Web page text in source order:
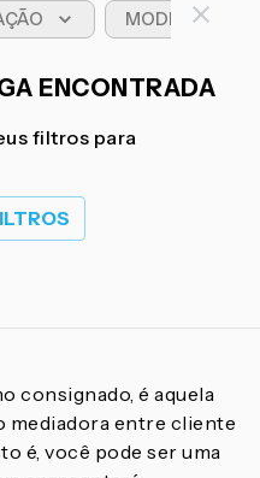
MODELO DE
ENCONTRADA
filtros para
consignado, é aquela
mediadora entre cliente
é, você pode ser uma